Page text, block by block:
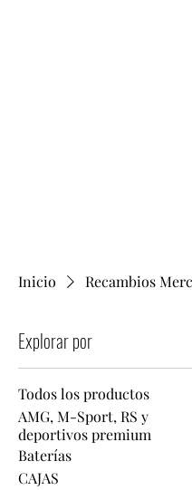
Inicio Recambios
Explorar por
Todos los productos
AMG, M-Sport, RS y
deportivos premium
Baterías
CAJAS